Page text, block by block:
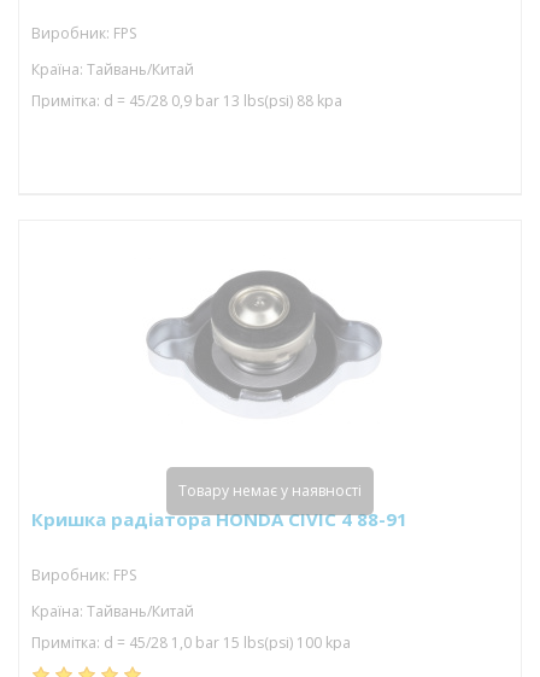
Виробник: FPS
Країна: Тайвань/Китай
Примітка: d = 45/28 0,9 bar 13 lbs(psi) 88 kpa
Кришка радіатора HONDA CIVIC 4 88-91
Виробник: FPS
Країна: Тайвань/Китай
Примітка: d = 45/28 1,0 bar 15 lbs(psi) 100 kpa
Товару немає у наявності